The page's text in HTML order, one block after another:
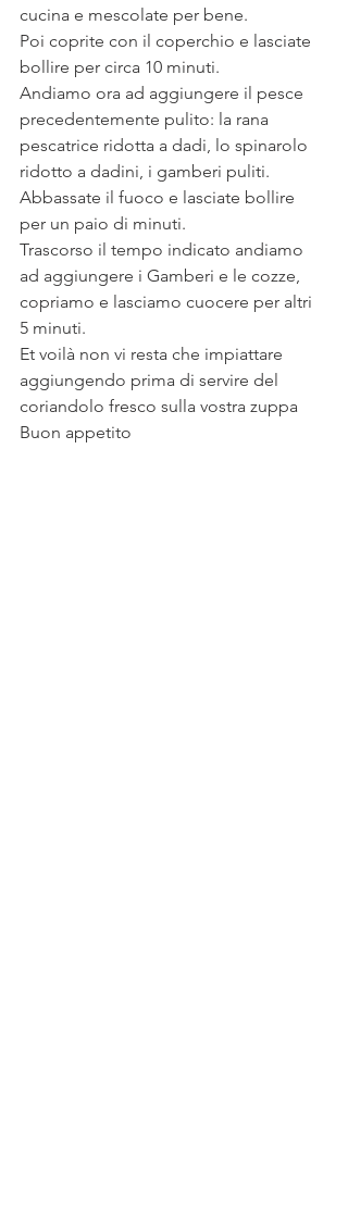
cucina e mescolate per bene.
Poi coprite con il coperchio e lasciate
bollire per circa 10 minuti.
Andiamo ora ad aggiungere il pesce
precedentemente pulito: la rana
pescatrice ridotta a dadi, lo spinarolo
ridotto a dadini, i gamberi puliti.
Abbassate il fuoco e lasciate bollire
per un paio di minuti.
Trascorso il tempo indicato andiamo
ad aggiungere i Gamberi e le cozze,
copriamo e lasciamo cuocere per altri
5 minuti.
Et voilà non vi resta che impiattare
aggiungendo prima di servire del
coriandolo fresco sulla vostra zuppa
Buon appetito